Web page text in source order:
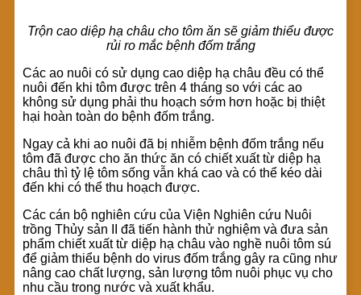
Trộn cao diệp hạ châu cho tôm ăn sẽ giảm thiểu được
rủi ro mắc bệnh đốm trắng
Các ao nuôi có sử dụng cao diệp hạ châu đều có thể
nuôi đến khi tôm được trên 4 tháng so với các ao
không sử dụng phải thu hoạch sớm hơn hoặc bị thiệt
hại hoàn toàn do bệnh đốm trắng.
Ngay cả khi ao nuôi đã bị nhiễm bệnh đốm trắng nếu
tôm đã được cho ăn thức ăn có chiết xuất từ diệp hạ
châu thì tỷ lệ tôm sống vẫn khá cao và có thể kéo dài
đến khi có thể thu hoạch được.
Các cán bộ nghiên cứu của Viện Nghiên cứu Nuôi
trồng Thủy sản II đã tiến hành thử nghiệm và đưa sản
phẩm chiết xuất từ diệp hạ châu vào nghề nuôi tôm sú
để giảm thiểu bệnh do virus đốm trắng gây ra cũng như
nâng cao chất lượng, sản lượng tôm nuôi phục vụ cho
nhu cầu trong nước và xuất khẩu.